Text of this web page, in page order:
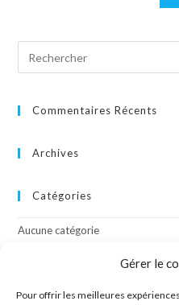
Gérer le
Pour offrir les meilleures
Commentaires Récents
Archives
Catégories
Aucune catégorie